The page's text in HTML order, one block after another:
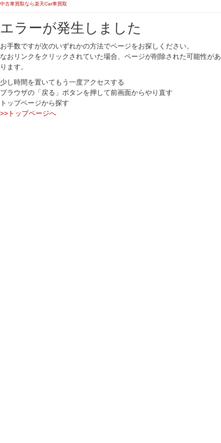
中古車買取なら楽天Car車買取
エラーが発生しました
お手数ですが次のいずれかの方法でページをお探しください。
なおリンクをクリックされていた場合、ページが削除された可能性があ
ります。
少し時間を置いてもう一度アクセスする
ブラウザの「戻る」ボタンを押して前画面からやり直す
トップページから探す
>>トップページへ